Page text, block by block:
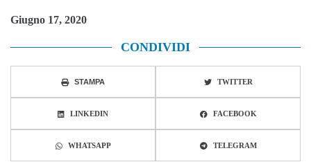
Giugno 17, 2020
CONDIVIDI
STAMPA TWITTER
LINKEDIN FACEBOOK
WHATSAPP TELEGRAM